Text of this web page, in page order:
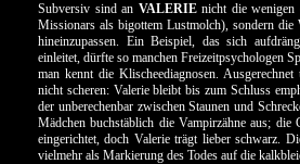
Subversiv sind an VALERIEnicht die wenigen
Missionars als bigottem Lustmolch), sondern die
hineinzupassen. Ein Beispiel, das sich
einleitet, dürfte so manchen Freizeitpsychologen
man kennt die Klischeediagnosen.
nicht scheren: Valerie bleibt bis zum Schluss
der unberechenbar zwischen Staunen und
Mädchen buchstäblich die Vampirzähne aus;
eingerichtet, doch Valerie trägt lieber schwarz.
vielmehr als Markierung des Todes auf die